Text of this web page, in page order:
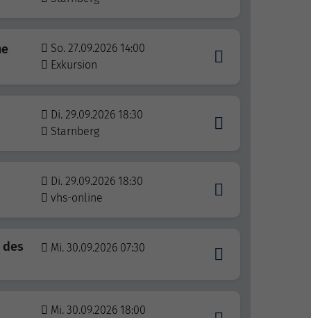
So. 27.09.2026 14:00
Exkursion
Di. 29.09.2026 18:30
Starnberg
Di. 29.09.2026 18:30
vhs-online
Mi. 30.09.2026 07:30
Mi. 30.09.2026 18:00